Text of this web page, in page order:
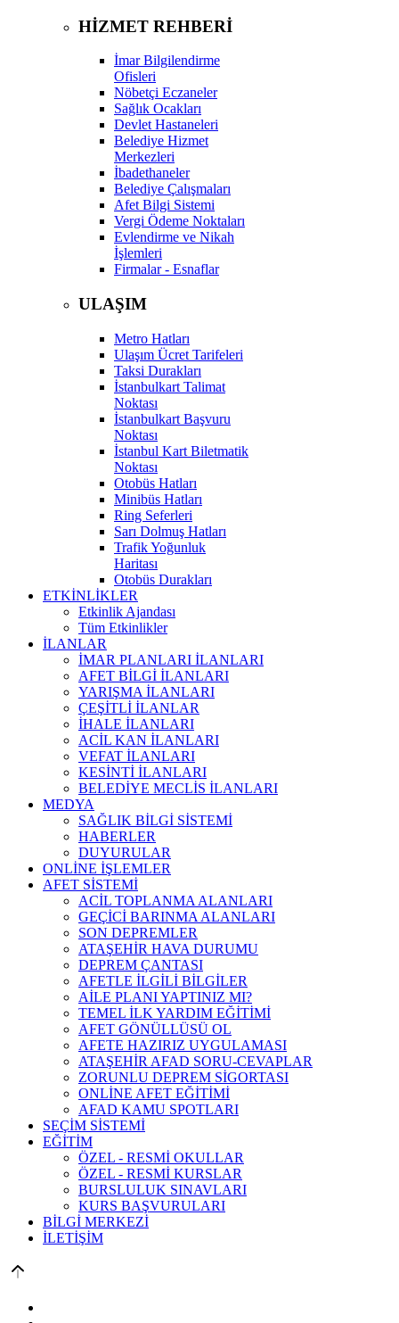
HİZMET REHBERİ
İmar Bilgilendirme
Ofisleri
Nöbetçi Eczaneler
Sağlık Ocakları
Devlet Hastaneleri
Belediye Hizmet
Merkezleri
İbadethaneler
Belediye Çalışmaları
Afet Bilgi Sistemi
Vergi Ödeme Noktaları
Evlendirme ve Nikah
İşlemleri
Firmalar - Esnaflar
ULAŞIM
Metro Hatları
Ulaşım Ücret Tarifeleri
Taksi Durakları
İstanbulkart Talimat
Noktası
İstanbulkart Başvuru
Noktası
İstanbul Kart Biletmatik
Noktası
Otobüs Hatları
Minibüs Hatları
Ring Seferleri
Sarı Dolmuş Hatları
Trafik Yoğunluk
Haritası
Otobüs Durakları
ETKİNLİKLER
Etkinlik Ajandası
Tüm Etkinlikler
İLANLAR
İMAR PLANLARI İLANLARI
AFET BİLGİ İLANLARI
YARIŞMA İLANLARI
ÇEŞİTLİ İLANLAR
İHALE İLANLARI
ACİL KAN İLANLARI
VEFAT İLANLARI
KESİNTİ İLANLARI
BELEDİYE MECLİS İLANLARI
MEDYA
SAĞLIK BİLGİ SİSTEMİ
HABERLER
DUYURULAR
ONLİNE İŞLEMLER
AFET SİSTEMİ
ACİL TOPLANMA ALANLARI
GEÇİCİ BARINMA ALANLARI
SON DEPREMLER
ATAŞEHİR HAVA DURUMU
DEPREM ÇANTASI
AFETLE İLGİLİ BİLGİLER
AİLE PLANI YAPTINIZ MI?
TEMEL İLK YARDIM EĞİTİMİ
AFET GÖNÜLLÜSÜ OL
AFETE HAZIRIZ UYGULAMASI
ATAŞEHİR AFAD SORU-CEVAPLAR
ZORUNLU DEPREM SİGORTASI
ONLİNE AFET EĞİTİMİ
AFAD KAMU SPOTLARI
SEÇİM SİSTEMİ
EĞİTİM
ÖZEL - RESMİ OKULLAR
ÖZEL - RESMİ KURSLAR
BURSLULUK SINAVLARI
KURS BAŞVURULARI
BİLGİ MERKEZİ
İLETİŞİM